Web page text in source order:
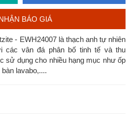
BÁO GIÁ
- EWH24007 là thạch anh tự nhiên
các vân đá phân bố tinh tế và thu
sử dụng cho nhiều hạng mục như ốp
lavabo,....